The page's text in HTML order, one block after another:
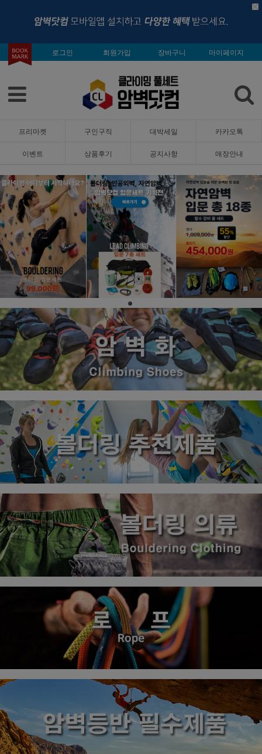
로그인 회원가입 장바구니 마이페이지
프리마켓 구인구직 대박세일 카카오톡
이벤트 상품후기 공지사항 매장안내